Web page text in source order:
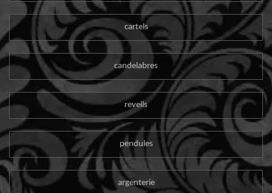
cartels
candelabres
reveils
pendules
argenterie